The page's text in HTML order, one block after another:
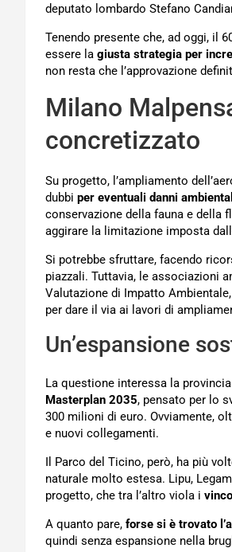
deputato lombardo Stefano
Tenendo presente che, ad oggi, il
essere la giusta strategia per
non resta che l’approvazione
Milano
concretizzato
Su progetto, l’ampliamento
dubbi per eventuali danni
conservazione della fauna e della
aggirare la limitazione imposta
Si potrebbe sfruttare, facendo
piazzali. Tuttavia, le associazioni
Valutazione di Impatto
per dare il via ai lavori di
Un’espansione
La questione interessa la
Masterplan 2035, pensato per lo
300 milioni di euro. Ovviamente,
e nuovi collegamenti.
Il Parco del Ticino, però, ha più
naturale molto estesa. Lipu,
progetto, che tra l’altro viola i
A quanto pare, forse si è trovato
quindi senza espansione nella